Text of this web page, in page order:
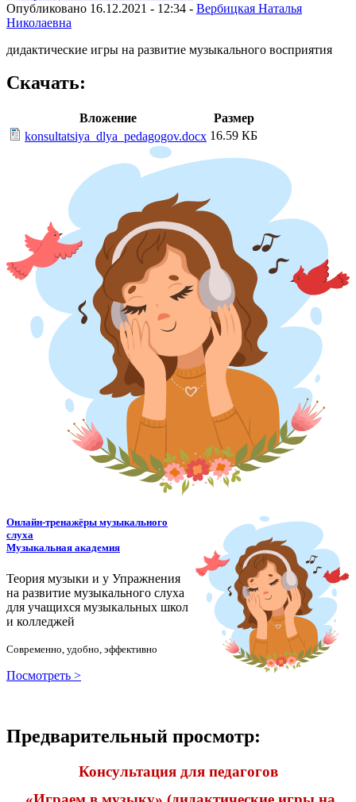
Опубликовано 16.12.2021 - 12:34 - Вербицкая Наталья
Николаевна
дидактические игры на развитие музыкального восприятия
Скачать:
Вложение
Размер
konsultatsiya_dlya_pedagogov.docx 16.59 КБ
Онлайн-тренажёры музыкального
слуха
Музыкальная академия
Теория музыки и у Упражнения
на развитие музыкального слуха
для учащихся музыкальных школ
и колледжей
Современно, удобно, эффективно
Посмотреть >
Предварительный просмотр:
Консультация для педагогов